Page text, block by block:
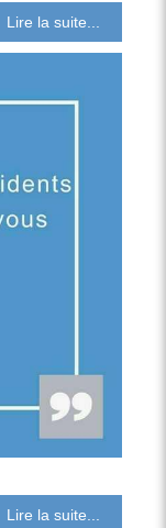
Lire la suite...
Lire la suite...